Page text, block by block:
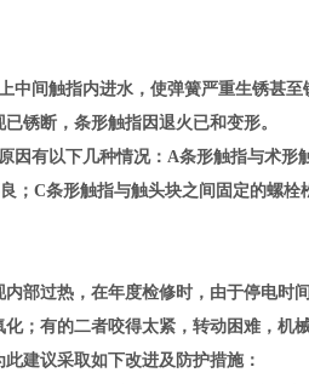
间触指内进水，使弹簧严重生锈甚至
锈断，条形触指因退火已和变形。
有以下几种情况：A条形触指与术形
C条形触指与触头块之间固定的螺栓
部过热，在年度检修时，由于停电时
；有的二者咬得太紧，转动困难，机
建议采取如下改进及防护措施：